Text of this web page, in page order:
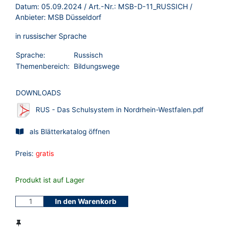
Datum: 05.09.2024 / Art.-Nr.: MSB-D-11_RUSSICH /
Anbieter: MSB Düsseldorf
in russischer Sprache
Sprache:
Russisch
Themenbereich:
Bildungswege
DOWNLOADS
RUS - Das Schulsystem in Nordrhein-Westfalen.pdf
als Blätterkatalog öffnen
Preis: gratis
Produkt ist auf Lager
In den Warenkorb